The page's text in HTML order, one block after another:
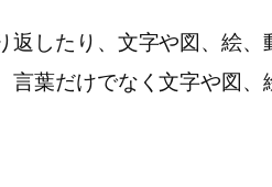
したり、文字や図、絵、
葉だけでなく文字や図、